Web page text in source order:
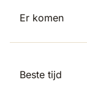
Er komen
Beste tijd